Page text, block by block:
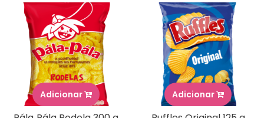
Adicionar Adicionar